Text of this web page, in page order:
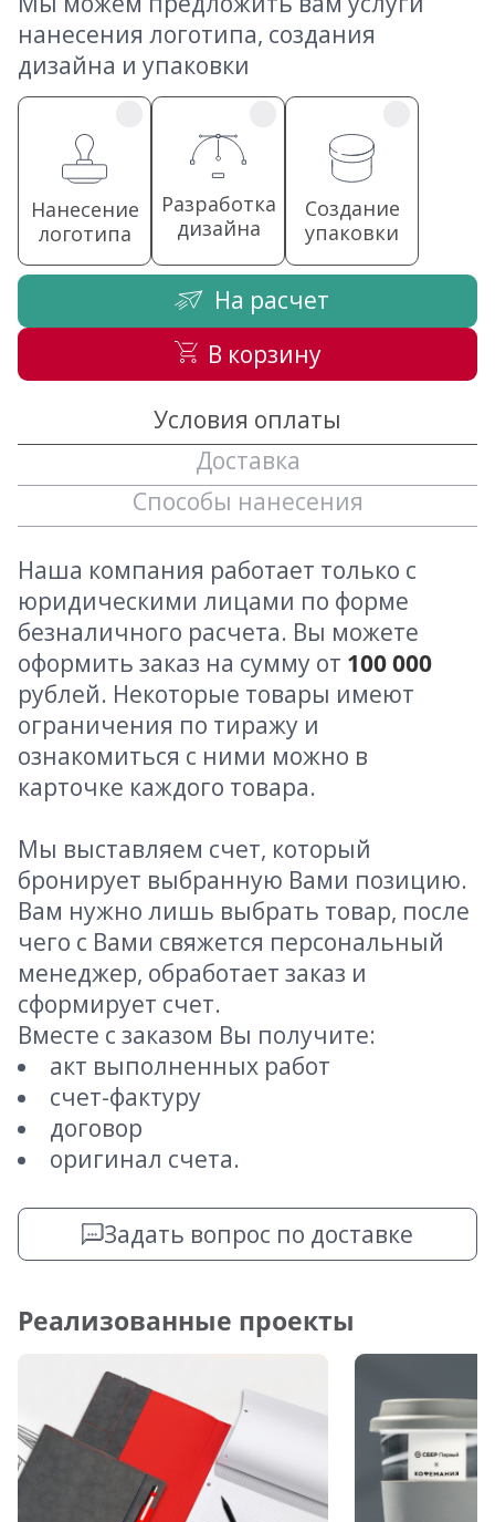
нанесения логотипа, создания
дизайна и упаковки
Нанесение
логотипа
Разработка
дизайна
Создание
упаковки
На расчет
В корзину
Условия оплаты
Доставка
Способы нанесения
Наша компания работает только с
юридическими лицами по форме
безналичного расчета. Вы можете
оформить заказ на сумму от 100 000
рублей. Некоторые товары имеют
ограничения по тиражу и
ознакомиться с ними можно в
карточке каждого товара.
Мы выставляем счет, который
бронирует выбранную Вами позицию.
Вам нужно лишь выбрать товар, после
чего с Вами свяжется персональный
менеджер, обработает заказ и
сформирует счет.
Вместе с заказом Вы получите:
акт выполненных работ
счет-фактуру
договор
оригинал счета.
Задать вопрос по доставке
Реализованные проекты